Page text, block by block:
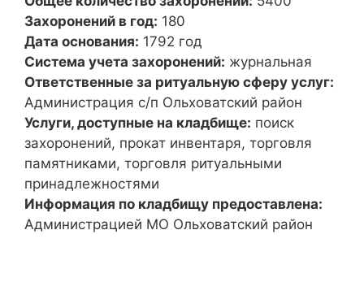
Захоронений в год: 180
Дата основания: 1792 год
Система учета захоронений: журнальная
Ответственные за ритуальную сферу услуг:
Администрация с/п Ольховатский район
Услуги, доступные на кладбище: поиск
захоронений, прокат инвентаря, торговля
памятниками, торговля ритуальными
принадлежностями
Информация по кладбищу предоставлена:
Администрацией МО Ольховатский район